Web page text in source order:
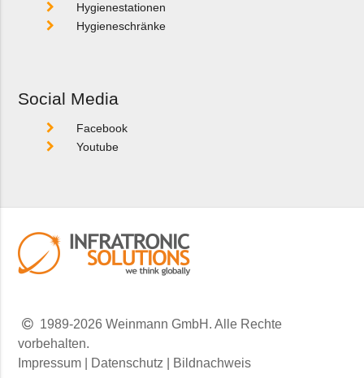
Hygienestationen
Hygieneschränke
Social Media
Facebook
Youtube
1989-2026 Weinmann GmbH. Alle Rechte
vorbehalten.
Impressum
Datenschutz Bildnachweis